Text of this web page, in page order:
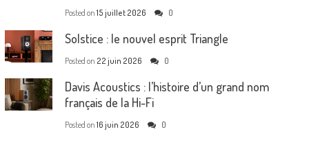
Posted on 15 juillet 2026 0
Solstice : le nouvel esprit Triangle
Posted on 22 juin 2026 0
Davis Acoustics : l’histoire d’un grand nom
français de la Hi-Fi
Posted on 16 juin 2026 0